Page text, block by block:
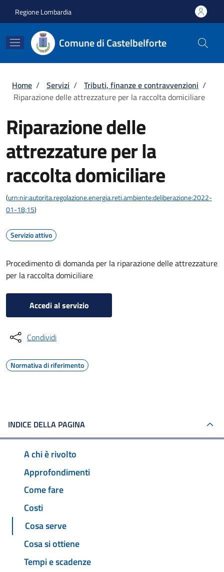
Regione Lombardia
Comune di Castelbelforte
Briciole di pane
Home / Servizi / Tributi, finanze e contravvenzioni /
Riparazione delle attrezzature per la raccolta domiciliare
Riparazione delle
attrezzature per la
raccolta domiciliare
(urn:nir:autorita.regolazione.energia.reti.ambiente:deliberazione:2022-
01-18;15)
Servizio attivo
Procedimento di domanda per la riparazione delle attrezzature
per la raccolta domiciliare
Accedi al servizio
Condividi
Normativa di riferimento
INDICE DELLA PAGINA
A chi è rivolto
Approfondimenti
Come fare
Costi
Cosa serve
Cosa si ottiene
Tempi e scadenze